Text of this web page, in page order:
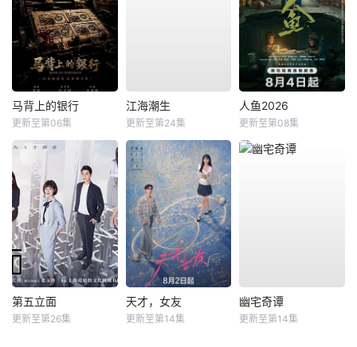
马背上的银行
更新至第06集
江海潮生
更新至第24集
人鱼2026
更新至第08集
第五立面
更新至第26集
天才，女友
更新至第14集
幽宅奇谭
更新至第14集